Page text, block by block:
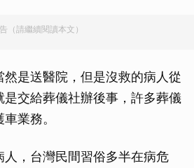
（請繼續閱讀本文）
是送醫院，但是沒救的病人從
交給葬儀社辦後事，許多葬儀
業務。
，台灣民間習俗多半在病危